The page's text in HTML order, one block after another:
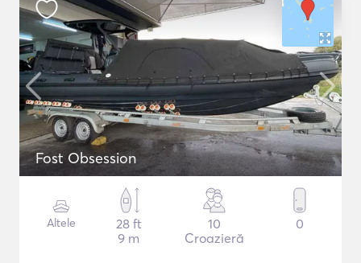
Fost Obsession
Altele
28 ft
9 m
10
Croazieră
0